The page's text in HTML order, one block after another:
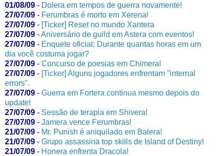
01/08/09 - Dolera em tempos de guerra novamente!
27/07/09 - Ferumbras é morto em Xerena!
27/07/09 - [Ticker] Reset no mundo Xantera
27/07/09 -Aniversário de guild em Astera com eventos!
27/07/09 - Enquete oficial: Durante quantas horas em um
dia você costuma jogar?
27/07/09 - Concurso de poesias em Chimera!
27/07/09 - [Ticker] Alguns jogadores enfrentam "internal
errors".
27/07/09 - Guerra em Fortera continua mesmo depois do
update!
27/07/09 - Sessão de terapia em Shivera!
27/07/09 - Jamera vence Ferumbras!
21/07/09 - Mr. Punish é aniquilado em Balera!
21/07/09 - Grupo assassina top skills de Island of Destiny!
21/07/09 - Honera enfrenta Dracola!